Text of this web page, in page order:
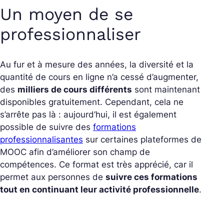
Un moyen de se
professionnaliser
Au fur et à mesure des années, la diversité et la
quantité de cours en ligne n’a cessé d’augmenter,
des milliers de cours différents sont maintenant
disponibles gratuitement. Cependant, cela ne
s’arrête pas là : aujourd’hui, il est également
possible de suivre des formations
professionnalisantes sur certaines plateformes de
MOOC afin d’améliorer son champ de
compétences. Ce format est très apprécié, car il
permet aux personnes de suivre ces formations
tout en continuant leur activité professionnelle.